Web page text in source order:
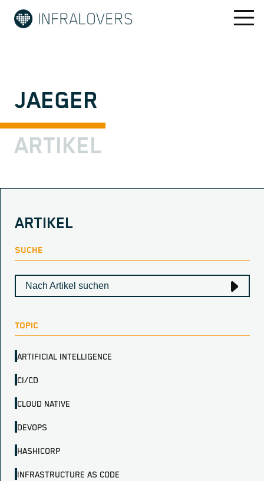
JAEGER
ARTIKEL
ARTIKEL
SUCHE
TOPIC
ARTIFICIAL INTELLIGENCE
CI/CD
CLOUD NATIVE
DEVOPS
HASHICORP
INFRASTRUCTURE AS CODE